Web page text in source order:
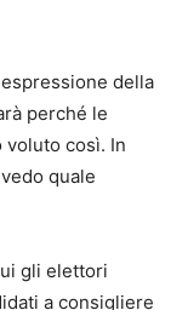
della
perché le
voluto così. In
quale
gli elettori
a consigliere